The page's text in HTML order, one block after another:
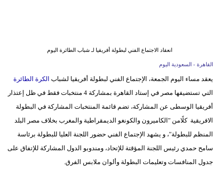
علوم
وتكنولوجيا
بيئة
انعقاد الاجتماع الفني لبطولة أفريقيا لـ شباب الطائرة اليوم
القاهرة - السعودية اليوم
يعقد مساء اليوم الجمعة، الإجتماع الفني لبطولة أفريقيا لشباب الكرة الطائرة
التي تستضيفها مصر في إستاد القاهرة بمشاركة 4 منتخبات فقط في ظل إعتذار
أفريقيا الوسطى عن المشاركة، تضم قائمة المنتخبات المشاركة في البطولة
الافريقية كلًامن "الكاميرون والكونغو الديمقراطية والمغرب بخلاف مصر البلد
المنظم للبطولة"، و يشهد الإجتماع الفني حضور اللجنة العليا للبطولة برئاسة
سامح حمدي رئيس اللجنة المؤقتة للإتحاد، ومندوبو الدول المشاركة للإتفاق على
جدول المنافسات وتعليمات البطولة وألوان ملابس الفرق.